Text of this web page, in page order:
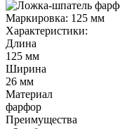
Маркировка: 125 мм
Характеристики:
Длина
125 мм
Ширина
26 мм
Материал
фарфор
Преимущества